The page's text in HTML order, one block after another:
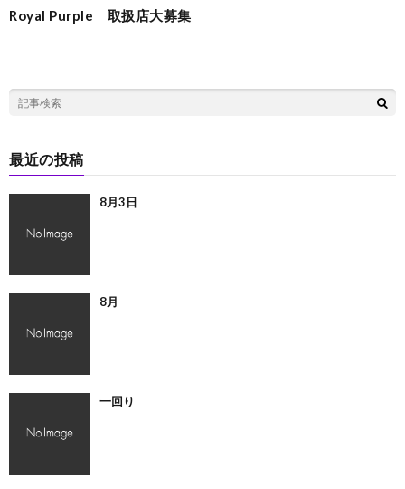
Royal Purple 取扱店大募集
最近の投稿
8月3日
8月
一回り